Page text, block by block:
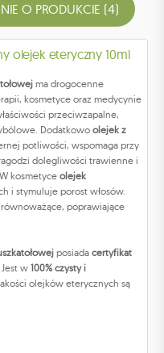
O PRODUKCIE (4)
olejek eteryczny 10ml
ma drogocenne
kosmetyce oraz medycynie
przeciwzapalne,
Dodatkowo olejek z
potliwości, wspomaga przy
dolegliwości trawienne i
kosmetyce olejek
i stymuluje porost włosów.
równoważące, poprawiające
posiada certyfikat
w 100% czysty i
olejków eterycznych są